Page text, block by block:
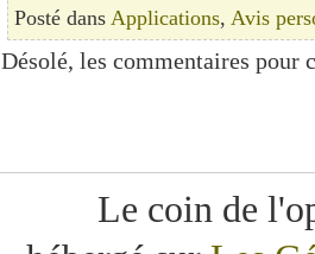
Posté dansApplications,Avis
Désolé, les commentaires pour
Le coin de